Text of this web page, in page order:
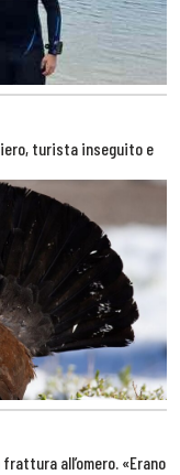
turista inseguito e
all’omero. «Erano